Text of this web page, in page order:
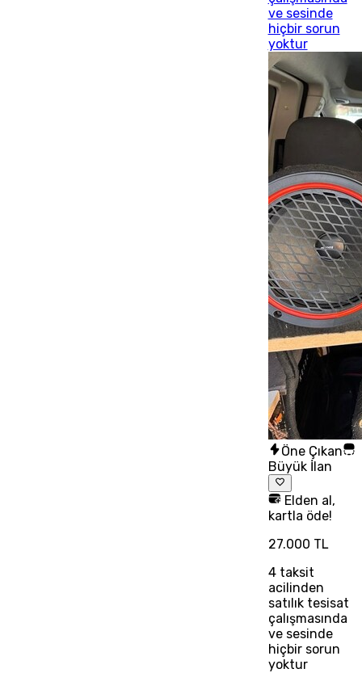
ve sesinde
hiçbir sorun
yoktur
Öne Çıkan
Büyük İlan
Elden al,
kartla öde!
27.000 TL
4taksit
acilinden
satılık tesisat
çalışmasında
ve sesinde
hiçbir sorun
yoktur